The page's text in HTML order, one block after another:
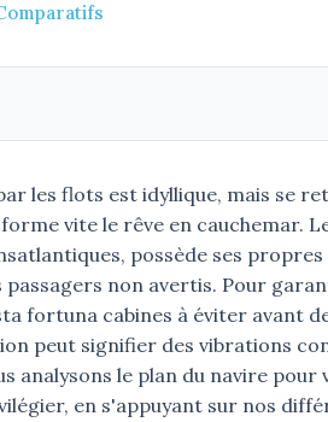
les flots est idyllique, mais se
vite le rêve en cauchemar.
possède ses
passagers non avertis. Pour
fortuna cabines à éviter avant
peut signifier des vibrations
analysons le plan du navire
en s'appuyant sur nos